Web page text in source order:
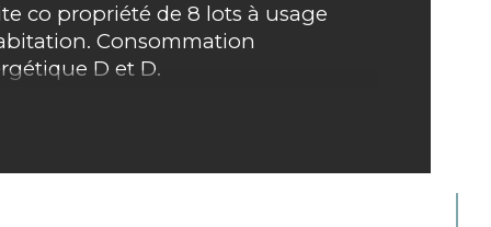
co propriété de 8 lots à usage
Consommation
D et D.
autour de 25 à 30 000 euros